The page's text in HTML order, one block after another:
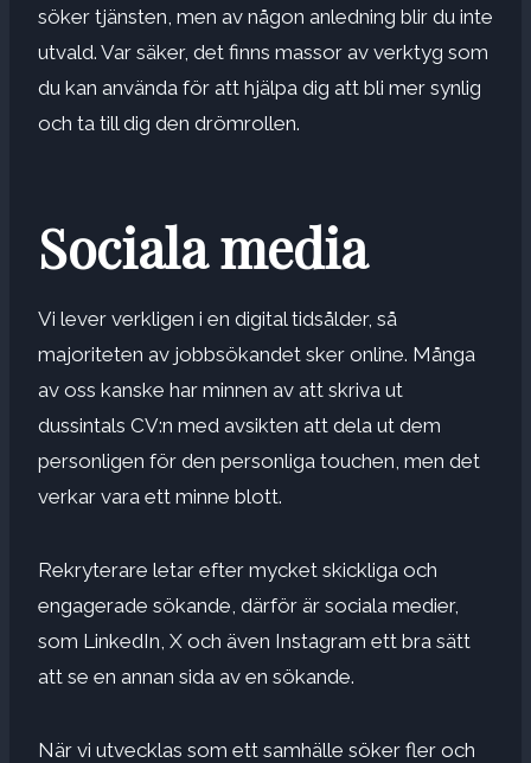
söker tjänsten, men av någon anledning blir du inte
utvald. Var säker, det finns massor av verktyg som
du kan använda för att hjälpa dig att bli mer synlig
och ta till dig den drömrollen.
Sociala media
Vi lever verkligen i en digital tidsålder, så
majoriteten av jobbsökandet sker online. Många
av oss kanske har minnen av att skriva ut
dussintals CV:n med avsikten att dela ut dem
personligen för den personliga touchen, men det
verkar vara ett minne blott.
Rekryterare letar efter mycket skickliga och
engagerade sökande, därför är sociala medier,
som LinkedIn, X och även Instagram ett bra sätt
att se en annan sida av en sökande.
När vi utvecklas som ett samhälle söker fler och